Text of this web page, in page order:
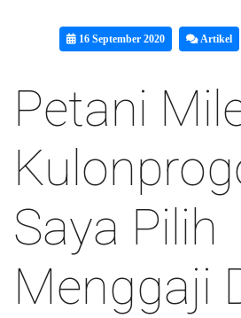
16 September 2020 Artikel
Petani
Saya Pilih
Menggaji